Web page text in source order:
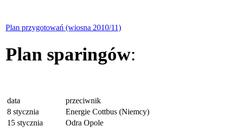
Plan przygotowań (wiosna 2010/11)
Plan sparingów:
data
przeciwnik
8 stycznia
Energie Cottbus (Niemcy)
15 stycznia
Odra Opole